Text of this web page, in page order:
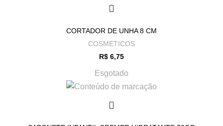
CORTADOR DE UNHA 8 CM
COSMETICOS
R$ 6,75
Esgotado